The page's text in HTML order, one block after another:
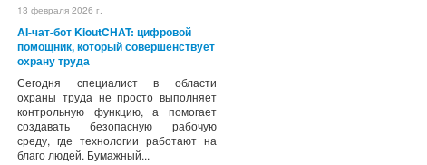
13 февраля 2026 г.
AI-чат-бот KioutCHAT: цифровой
помощник, который совершенствует
охрану труда
Сегодня специалист в области
охраны труда не просто выполняет
контрольную функцию, а помогает
создавать безопасную рабочую
среду, где технологии работают на
благо людей. Бумажный...